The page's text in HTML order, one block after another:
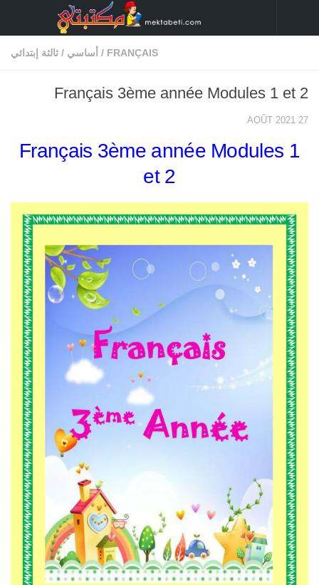
Skip to content
FRANÇAIS
/ أساسي / ثالثة إبتدائي
Français 3ème année Modules 1 et 2
27 AOÛT 2021
Français 3ème année Modules 1
et 2